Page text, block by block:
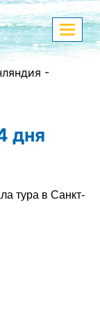
меню
-
дня
тура в Санкт-